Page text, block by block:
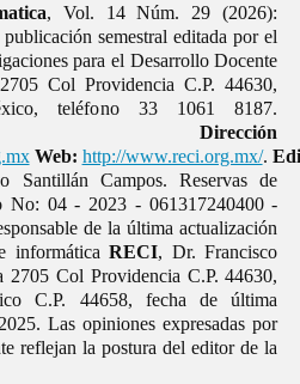
, Vol. 14 Núm. 29 (2026):
semestral editada por el
para el Desarrollo Docente
Col Providencia C.P. 44630,
teléfono 33 1061 8187.
Dirección
Web: http://www.reci.org.mx/.
Santillán Campos. Reservas de
No: 04 - 2023 - 061317240400 -
de la última actualización
informáticaRECI, Dr. Francisco
2705 Col Providencia C.P. 44630,
C.P. 44658, fecha de última
Las opiniones expresadas por
reflejan la postura del editor de la